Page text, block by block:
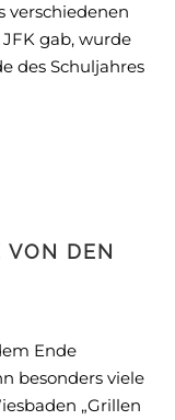
verschiedenen
gab, wurde
des Schuljahres
VON DEN
Ende
besonders viele
„Grillen